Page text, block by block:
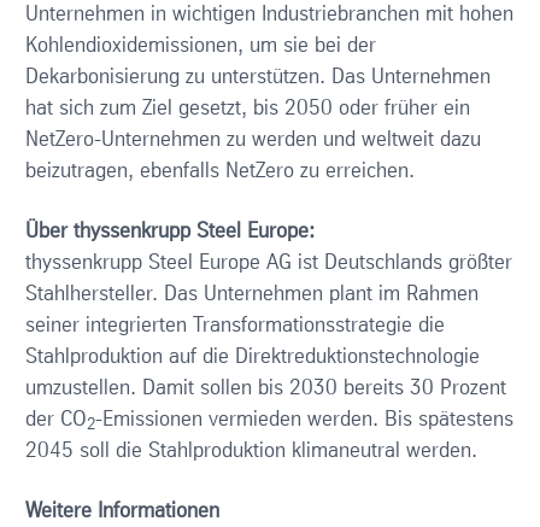
Unternehmen in wichtigen Industriebranchen mit hohen
Kohlendioxidemissionen, um sie bei der
Dekarbonisierung zu unterstützen. Das Unternehmen
hat sich zum Ziel gesetzt, bis 2050 oder früher ein
NetZero-Unternehmen zu werden und weltweit dazu
beizutragen, ebenfalls NetZero zu erreichen.
Über thyssenkrupp Steel Europe:
thyssenkrupp Steel Europe AG ist Deutschlands größter
Stahlhersteller. Das Unternehmen plant im Rahmen
seiner integrierten Transformationsstrategie die
Stahlproduktion auf die Direktreduktionstechnologie
umzustellen. Damit sollen bis 2030 bereits 30 Prozent
der CO2-Emissionen vermieden werden. Bis spätestens
2045 soll die Stahlproduktion klimaneutral werden.
Weitere Informationen